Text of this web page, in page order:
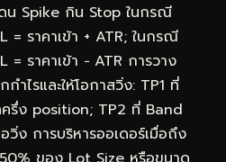
ดน Spike กิน Stop ในกรณี
= ราคาเข้า + ATR; ในกรณี
ราคาเข้า − ATR การวาง
ำไรและให้โอกาสวิ่ง: TP1 ที่
รึ่ง position; TP2 ที่ Band
วิ่ง การบริหารออเดอร์เมื่อถึง